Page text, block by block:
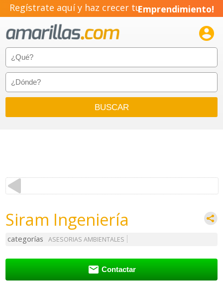
Regístrate aquí y haz crecer tuEmprendimiento!

Siram Ingeniería
categorías ASESORIAS AMBIENTALES
 Contactar